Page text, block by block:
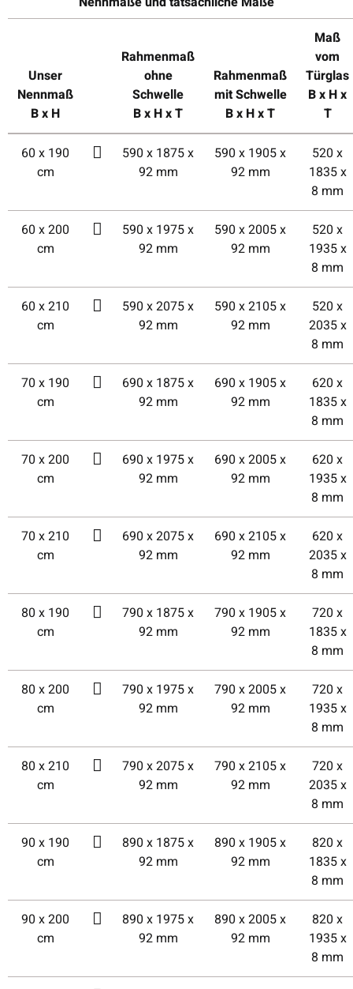
Unser
Nennmaß
B x H
Rahmenmaß
ohne
Schwelle
B x H x T
Rahmenmaß
mit Schwelle
B x H x T
Maß
vom
Türglas
B x H x
T
60 x 190
cm
590 x 1875 x
92 mm
590 x 1905 x
92 mm
520 x
1835 x
8 mm
60 x 200
cm
590 x 1975 x
92 mm
590 x 2005 x
92 mm
520 x
1935 x
8 mm
60 x 210
cm
590 x 2075 x
92 mm
590 x 2105 x
92 mm
520 x
2035 x
8 mm
70 x 190
cm
690 x 1875 x
92 mm
690 x 1905 x
92 mm
620 x
1835 x
8 mm
70 x 200
cm
690 x 1975 x
92 mm
690 x 2005 x
92 mm
620 x
1935 x
8 mm
70 x 210
cm
690 x 2075 x
92 mm
690 x 2105 x
92 mm
620 x
2035 x
8 mm
80 x 190
cm
790 x 1875 x
92 mm
790 x 1905 x
92 mm
720 x
1835 x
8 mm
80 x 200
cm
790 x 1975 x
92 mm
790 x 2005 x
92 mm
720 x
1935 x
8 mm
80 x 210
cm
790 x 2075 x
92 mm
790 x 2105 x
92 mm
720 x
2035 x
8 mm
90 x 190
cm
890 x 1875 x
92 mm
890 x 1905 x
92 mm
820 x
1835 x
8 mm
90 x 200
cm
890 x 1975 x
92 mm
890 x 2005 x
92 mm
820 x
1935 x
8 mm